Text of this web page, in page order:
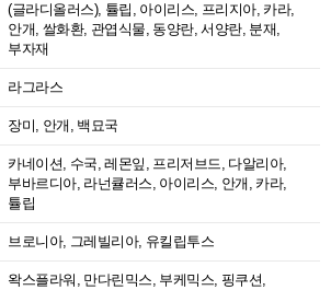
(글라디올러스), 튤립, 아이리스, 프리지아, 카라,
안개, 쌀화환, 관엽식물, 동양란, 서양란, 분재,
부자재
라그라스
장미, 안개, 백묘국
카네이션, 수국, 레몬잎, 프리저브드, 다알리아,
부바르디아, 라넌큘러스, 아이리스, 안개, 카라,
튤립
브로니아, 그레빌리아, 유킬립투스
왁스플라워, 만다린믹스, 부케믹스, 핑쿠션,